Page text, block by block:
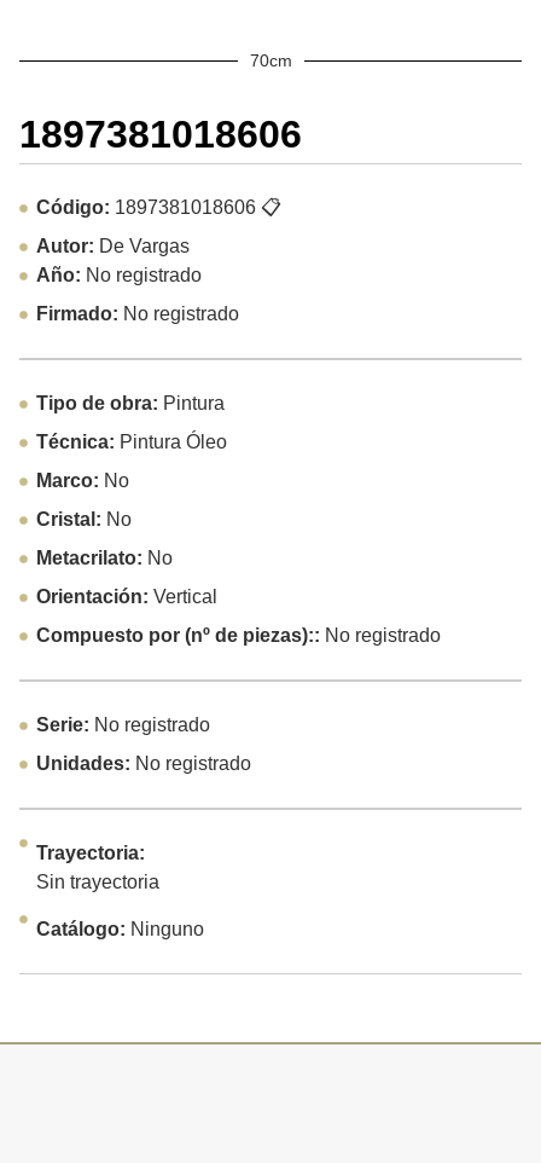
70cm
1897381018606
Código: 1897381018606📋
Autor: De Vargas
Año: No registrado
Firmado: No registrado
Tipo de obra: Pintura
Técnica: Pintura Óleo
Marco: No
Cristal: No
Metacrilato: No
Orientación: Vertical
Compuesto por (nº de piezas):: No registrado
Serie: No registrado
Unidades: No registrado
Trayectoria:
Sin trayectoria
Catálogo: Ninguno